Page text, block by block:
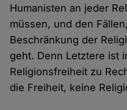
Humanisten an jeder
müssen, und den
Beschränkung der
geht. Denn Letztere ist
Religionsfreiheit zu
die Freiheit, keine